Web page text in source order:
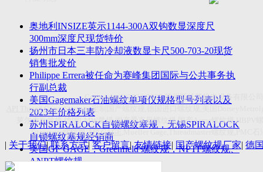
美国B2段差尺/间隙段差尺GAPSG/NMSG/GRIP-
004/CFM-095代理商
2023年美国Universal Punch圆度仪价格表，国产
定制跳动量仪
波音一季度营收增近三成超预期，近五年季度交
付数量首超空客
奥地利INSIZE英示1144-300A双钩数显深度尺
300mm深度尺现货特价
扬州市日本三丰防冷却液数显卡尺500-703-20现货
销售批发价
Philippe Errera被任命为赛峰集团国际与公共事务执
行副总裁
美国Gagemaker石油螺纹单项仪规格型号列表以及
2023年价格列表
苏州SPIRALOCK自锁螺纹塞规，无锡SPIRALOCK
自锁螺纹塞规经销商
美国GF GAGE，Greenfield 螺纹规，NPTF螺纹规、
ANPT螺纹规
Copyright(C)2026-2027苏州斯托茨机电设备有限公司
API Thread Gage, Sitemap,定制国产螺纹规
莱尔麦斯量规,德国 LMW量规,国产爱克母螺纹规 ,国产Acme 螺纹规,HBPV
Titecswiss螺纹规 ,API GAGE
| 关于我们|联系方式| 客户留言|友情链接| 国产螺纹规厂家| 德